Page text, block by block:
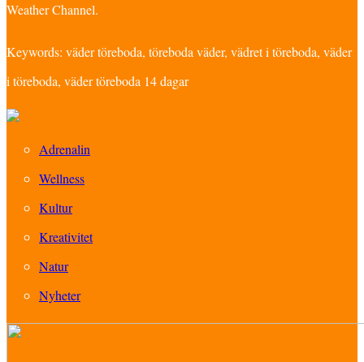
Weather Channel.
Keywords: väder töreboda, töreboda väder, vädret i töreboda, väder
i töreboda, väder töreboda 14 dagar
Adrenalin
Wellness
Kultur
Kreativitet
Natur
Nyheter